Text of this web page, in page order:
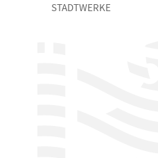
STADTWERKE